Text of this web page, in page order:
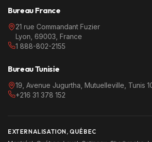
Bureau France
21 rue Commandant Fuzier
Lyon, 69003, France
1 888-802-2155
Bureau Tunisie
19, Avenue Jugurtha, Mutuelleville, Tunis
+216 31 378 152
EXTERNALISATION, QUÉBEC